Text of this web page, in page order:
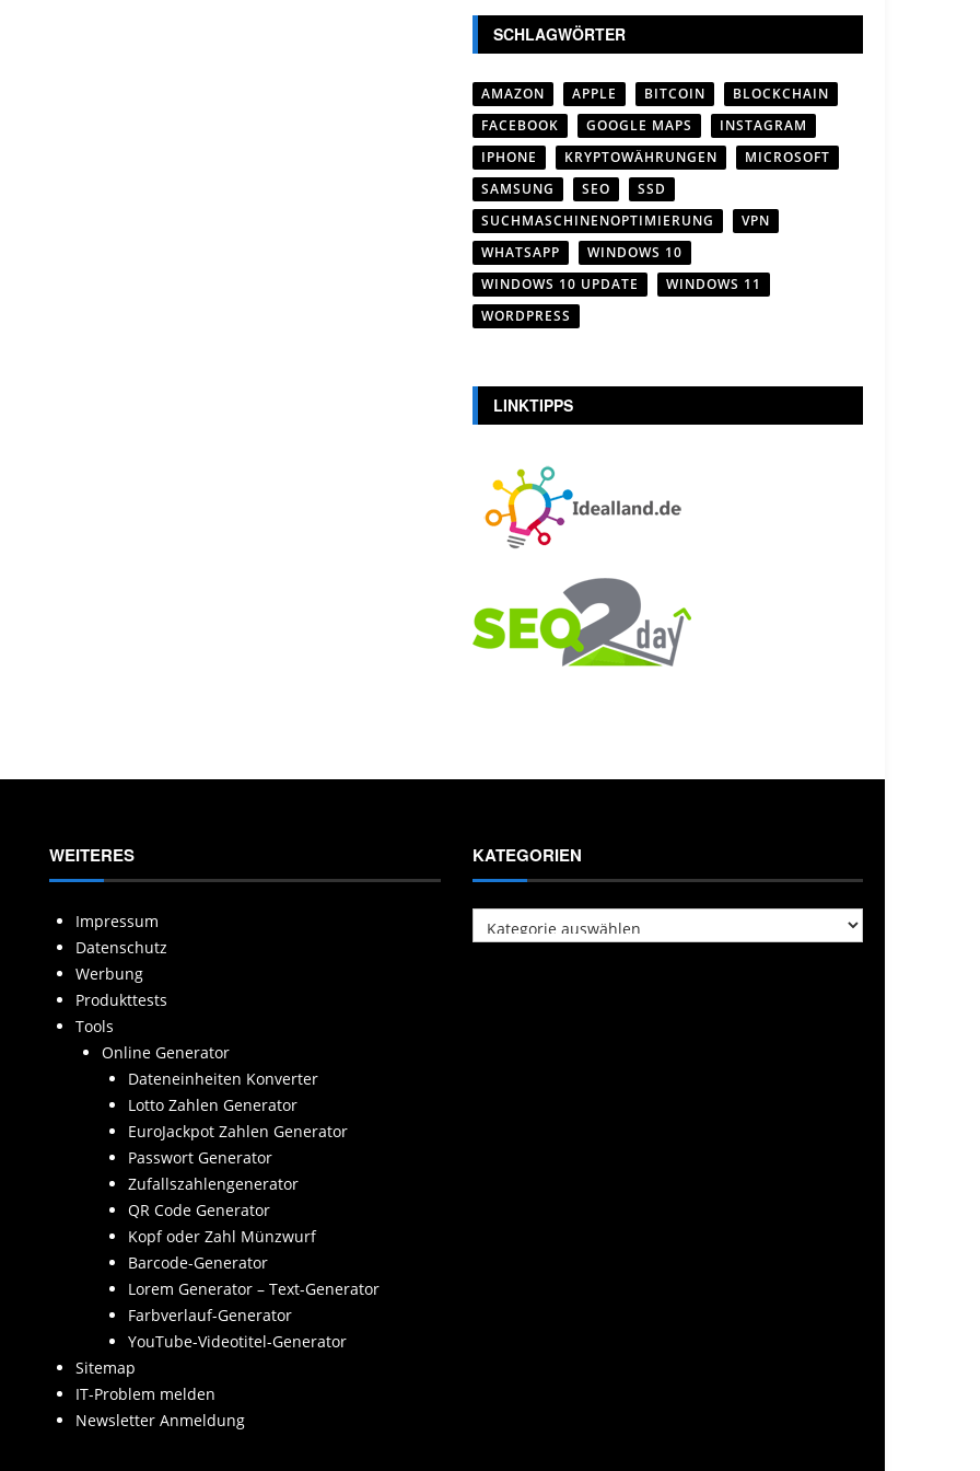
SCHLAGWÖRTER
AMAZON APPLE BITCOIN
BLOCKCHAIN
FACEBOOK
GOOGLE MAPS
INSTAGRAM
IPHONE
KRYPTOWÄHRUNGEN
MICROSOFT
SAMSUNG
SEO
SSD
SUCHMASCHINENOPTIMIERUNG
VPN
WHATSAPP
WINDOWS 10
WINDOWS 10 UPDATE
WINDOWS 11
WORDPRESS
LINKTIPPS
WEITERES
Impressum
Datenschutz
Werbung
Produkttests
Tools
Online Generator
Dateneinheiten Konverter
Lotto Zahlen Generator
EuroJackpot Zahlen Generator
Passwort Generator
Zufallszahlengenerator
QR Code Generator
Kopf oder Zahl Münzwurf
Barcode-Generator
Lorem Generator – Text-Generator
Farbverlauf-Generator
YouTube-Videotitel-Generator
Sitemap
IT-Problem melden
Newsletter Anmeldung
KATEGORIEN
Kategorien